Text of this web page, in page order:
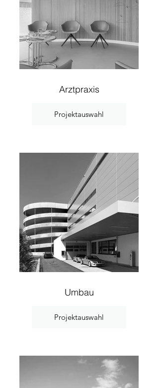
Arztpraxis
Projektauswahl
Umbau
Projektauswahl